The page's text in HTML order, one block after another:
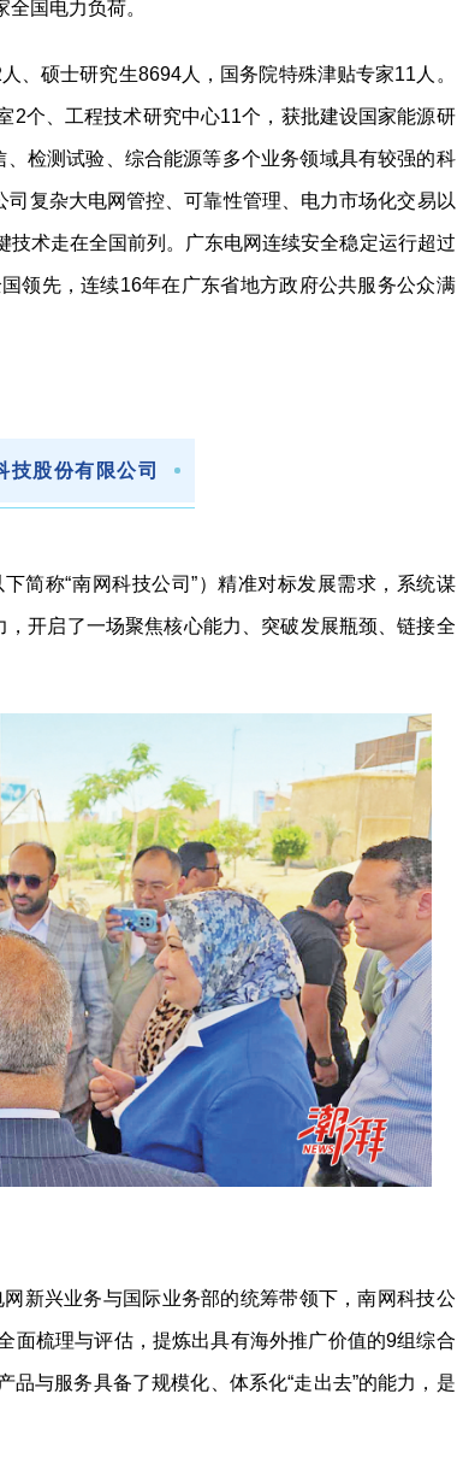
国电力负荷。
、硕士研究生8694人，国务院特殊津贴专家11人。
2个、工程技术研究中心11个，获批建设国家能源研
检测试验、综合能源等多个业务领域具有较强的科
复杂大电网管控、可靠性管理、电力市场化交易以
术走在全国前列。广东电网连续安全稳定运行超过
领先，连续16年在广东省地方政府公共服务公众满
技股份有限公司
简称“南网科技公司”）精准对标发展需求，系统谋
开启了一场聚焦核心能力、突破发展瓶颈、链接全
新兴业务与国际业务部的统筹带领下，南网科技公
面梳理与评估，提炼出具有海外推广价值的9组综合
与服务具备了规模化、体系化“走出去”的能力，是